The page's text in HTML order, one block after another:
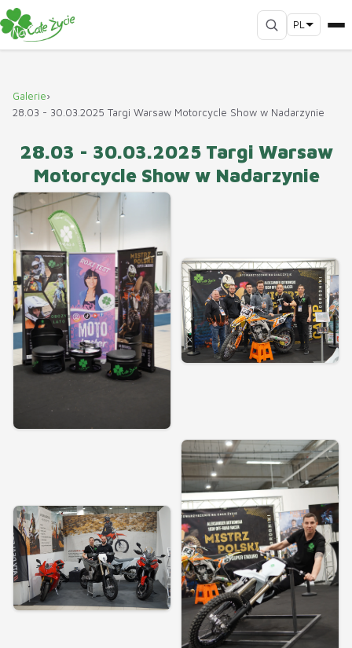
PL
Galerie›
28.03 - 30.03.2025 Targi Warsaw Motorcycle Show w Nadarzynie
28.03 - 30.03.2025 Targi Warsaw
Motorcycle Show w Nadarzynie